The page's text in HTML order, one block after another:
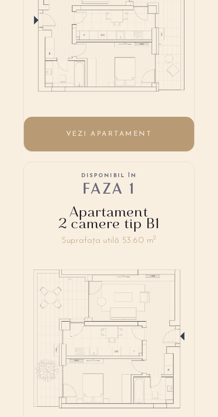
VEZI APARTAMENT
Apartament
2 camere tip B1
DISPONIBIL ÎN
FAZA 1
Suprafața utilă 53.60 m2